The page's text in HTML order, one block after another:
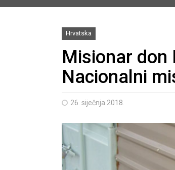
Hrvatska
Misionar don
Nacionalni
26. siječnja 2018.